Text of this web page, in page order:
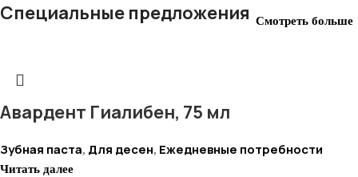
Специальные предложения Смотреть больше
Авардент Гиалибен, 75 мл
Зубная паста, Для десен, Ежедневные потребности
Читать далее